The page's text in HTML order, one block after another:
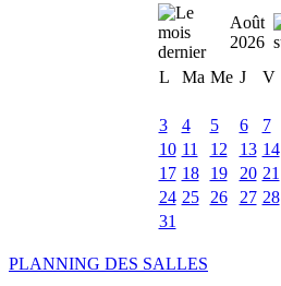
Août
2026
L
Ma Me J V
3
4 5 6 7
10 11 12 13 14
17 18 19 20 21
24 25 26 27 28
31
PLANNING DES SALLES